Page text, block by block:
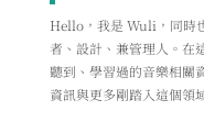
Hello，我是 Wuli，同時
者、設計、兼管理人。在
聽到、學習過的音樂相關
資訊與更多剛踏入這個領